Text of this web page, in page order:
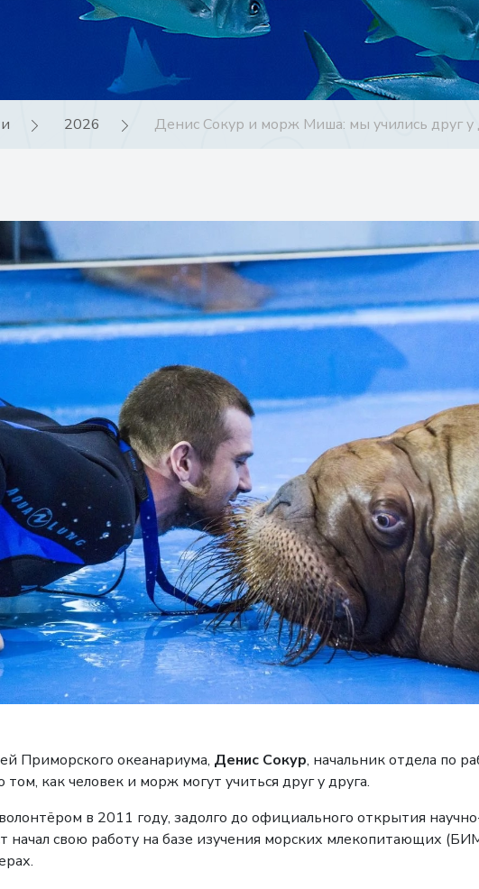
2026 Денис Сокур и морж Миша: мы учились друг у
Приморского океанариума, Денис Сокур, начальник отдела по
как человек и морж могут учиться друг у друга.
в 2011 году, задолго до официального открытия
начал свою работу на базе изучения морских млекопитающих